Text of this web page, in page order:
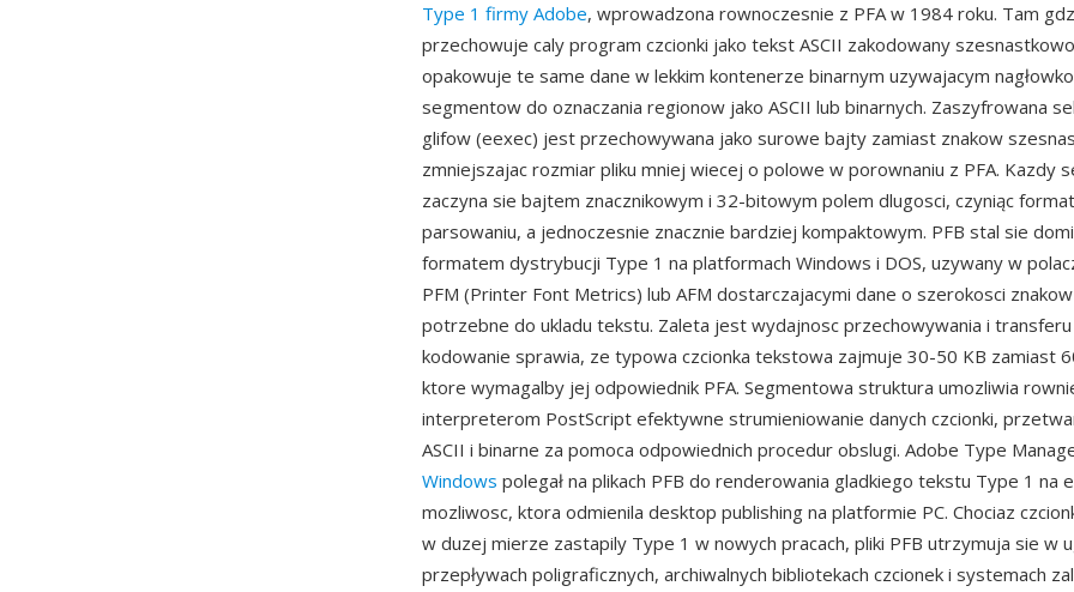
Type 1 firmy Adobe, wprowadzona rownoczesnie z PFA w 1984 roku. Tam
przechowuje caly program czcionki jako tekst ASCII zakodowany
opakowuje te same dane w lekkim kontenerze binarnym uzywajacym
segmentow do oznaczania regionow jako ASCII lub binarnych. Zaszyfrowana
glifow (eexec) jest przechowywana jako surowe bajty zamiast znakow
zmniejszajac rozmiar pliku mniej wiecej o polowe w porownaniu z PFA. Kazdy
zaczyna sie bajtem znacznikowym i 32-bitowym polem dlugosci, czyniąc
parsowaniu, a jednoczesnie znacznie bardziej kompaktowym. PFB stal sie
formatem dystrybucji Type 1 na platformach Windows i DOS, uzywany w
PFM (Printer Font Metrics) lub AFM dostarczajacymi dane o szerokosci
potrzebne do ukladu tekstu. Zaleta jest wydajnosc przechowywania i
kodowanie sprawia, ze typowa czcionka tekstowa zajmuje 30-50 KB zamiast
ktore wymagalby jej odpowiednik PFA. Segmentowa struktura umozliwia
interpreterom PostScript efektywne strumieniowanie danych czcionki,
ASCII i binarne za pomoca odpowiednich procedur obslugi. Adobe Type
Windows polegał na plikach PFB do renderowania gladkiego tekstu Type 1 na
mozliwosc, ktora odmienila desktop publishing na platformie PC. Chociaz
w duzej mierze zastapily Type 1 w nowych pracach, pliki PFB utrzymuja sie w
przepływach poligraficznych, archiwalnych bibliotekach czcionek i systemach